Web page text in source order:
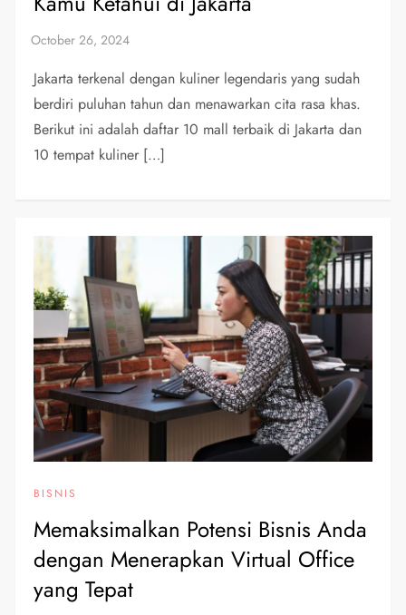
Jakarta terkenal dengan kuliner legendaris yang sudah
berdiri puluhan tahun dan menawarkan cita rasa khas.
Berikut ini adalah daftar 10 mall terbaik di Jakarta dan
10 tempat kuliner […]
BISNIS
Memaksimalkan Potensi Bisnis Anda
dengan Menerapkan Virtual Office
yang Tepat